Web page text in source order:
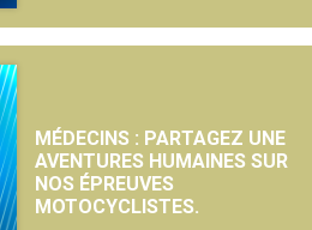
MÉDECINS : PARTAGEZ UNE
AVENTURES HUMAINES SUR
NOS ÉPREUVES
MOTOCYCLISTES.